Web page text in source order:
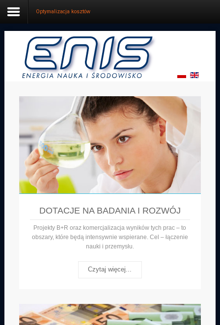
Oferta
Firma
Kontakt
Optymalizacja kosztów
DOTACJE NA BADANIA I ROZWÓJ
Projekty B+R oraz komercjalizacja wyników tych prac – to
obszary, które będą intensywnie wspierane. Cel – łączenie
nauki i przemysłu.
Czytaj więcej...